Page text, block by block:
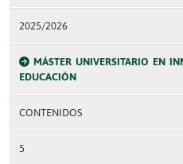
2025/2026
MÁSTER UNIVERSITARIO EN
EDUCACIÓN
CONTENIDOS
5